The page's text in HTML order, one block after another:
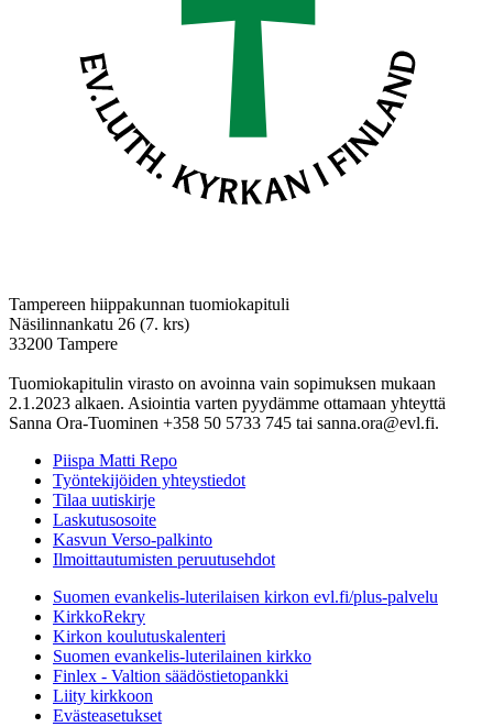
Tampereen hiippakunnan tuomiokapituli
Näsilinnankatu 26 (7. krs)
33200 Tampere
Tuomiokapitulin virasto on avoinna vain sopimuksen mukaan
2.1.2023 alkaen. Asiointia varten pyydämme ottamaan yhteyttä
Sanna Ora-Tuominen +358 50 5733 745 tai sanna.ora@evl.fi.
Piispa Matti Repo
Työntekijöiden yhteystiedot
Tilaa uutiskirje
Laskutusosoite
Kasvun Verso-palkinto
Ilmoittautumisten peruutusehdot
Suomen evankelis-luterilaisen kirkon evl.fi/plus-palvelu
KirkkoRekry
Kirkon koulutuskalenteri
Suomen evankelis-luterilainen kirkko
Finlex - Valtion säädöstietopankki
Liity kirkkoon
Evästeasetukset